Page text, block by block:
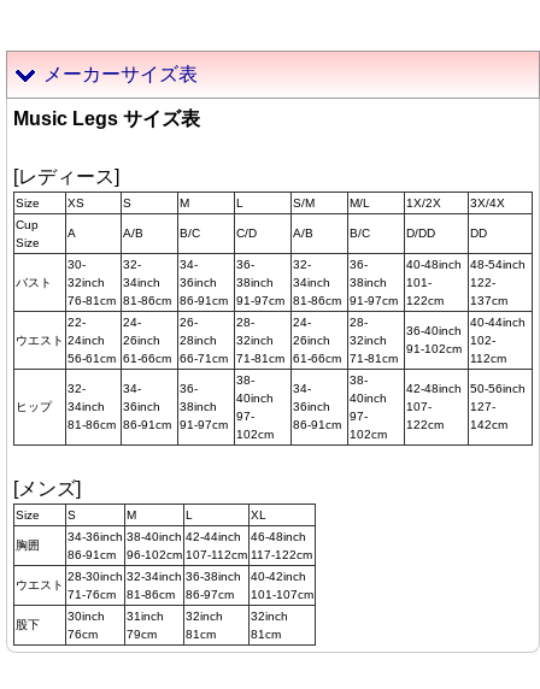
メーカーサイズ表
Music Legs サイズ表
[レディース]
Size XS S M L S/M M/L 1X/2X
3X/4X
Cup
Size
A A/B B/C C/D A/B B/C D/DD DD
バスト
30-
32inch
76-81cm
32-
34inch
81-86cm
34-
36inch
86-91cm
36-
38inch
91-97cm
32-
34inch
81-86cm
36-
38inch
91-97cm
40-48inch
101-
122cm
48-54inch
122-
137cm
ウエスト
22-
24inch
56-61cm
24-
26inch
61-66cm
26-
28inch
66-71cm
28-
32inch
71-81cm
24-
26inch
61-66cm
28-
32inch
71-81cm
36-40inch
91-102cm
40-44inch
102-
112cm
ヒップ
32-
34inch
81-86cm
34-
36inch
86-91cm
36-
38inch
91-97cm
38-
40inch
97-
102cm
34-
36inch
86-91cm
38-
40inch
97-
102cm
42-48inch
107-
122cm
50-56inch
127-
142cm
[メンズ]
Size S M L XL
胸囲
34-36inch
86-91cm
38-40inch
96-102cm
42-44inch
107-112cm
46-48inch
117-122cm
ウエスト
28-30inch
71-76cm
32-34inch
81-86cm
36-38inch
86-97cm
40-42inch
101-107cm
股下
30inch
76cm
31inch
79cm
32inch
81cm
32inch
81cm